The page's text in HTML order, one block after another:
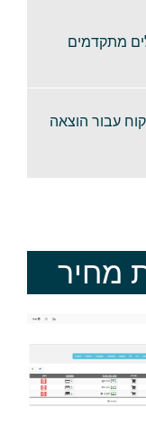
מתקדמים
עבור הוצאה
מחיר